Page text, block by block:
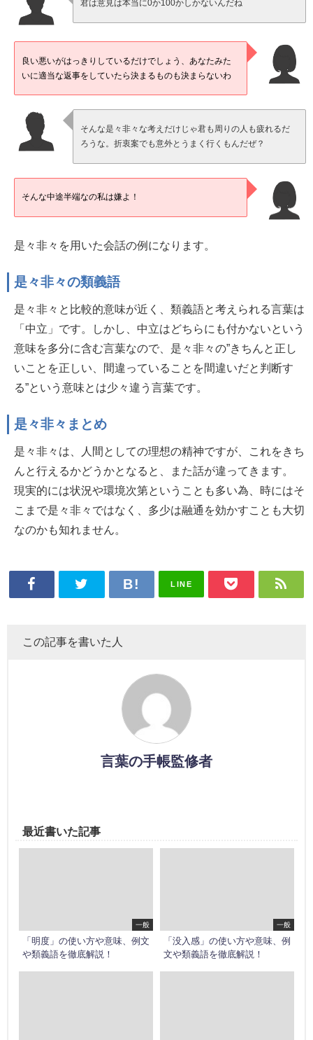
君は意見は本当に0か100かしかないんだね
良い悪いがはっきりしているだけでしょう、あなたみた
いに適当な返事をしていたら決まるものも決まらないわ
そんな是々非々な考えだけじゃ君も周りの人も疲れるだ
ろうな。折衷案でも意外とうまく行くもんだぜ？
そんな中途半端なの私は嫌よ！
是々非々を用いた会話の例になります。
是々非々の類義語
是々非々と比較的意味が近く、類義語と考えられる言葉は
「中立」です。しかし、中立はどちらにも付かないという
意味を多分に含む言葉なので、是々非々の”きちんと正し
いことを正しい、間違っていることを間違いだと判断す
る”という意味とは少々違う言葉です。
是々非々まとめ
是々非々は、人間としての理想の精神ですが、これをきち
んと行えるかどうかとなると、また話が違ってきます。
現実的には状況や環境次第ということも多い為、時にはそ
こまで是々非々ではなく、多少は融通を効かすことも大切
なのかも知れません。
LINE
この記事を書いた人
言葉の手帳監修者
最近書いた記事
一般
「明度」の使い方や意味、例文
や類義語を徹底解説！
一般
「没入感」の使い方や意味、例
文や類義語を徹底解説！